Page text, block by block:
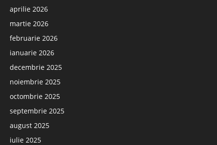
aprilie 2026
martie 2026
februarie 2026
ianuarie 2026
decembrie 2025
noiembrie 2025
octombrie 2025
septembrie 2025
august 2025
iulie 2025